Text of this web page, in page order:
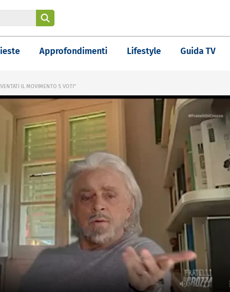
Approfondimenti Lifestyle Guida TV
IL MOVIMENTO 5 VOTI"